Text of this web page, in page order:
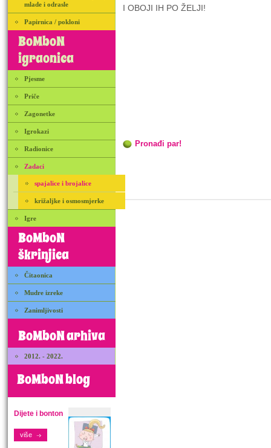
mlade i odrasle
Papirnica / pokloni
BoMboN
igraonica
Pjesme
Priče
Zagonetke
Igrokazi
Radionice
Zadaci
spajalice i brojalice
križaljke i osmosmjerke
Igre
BoMboN
škrinjica
Čitaonica
Mudre izreke
Zanimljivosti
BoMboN arhiva
2012. - 2022.
BoMboN blog
Dijete i bonton
više
I OBOJI IH PO ŽELJI!
Pronađi par!